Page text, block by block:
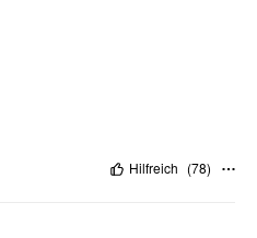
Hilfreich (78)